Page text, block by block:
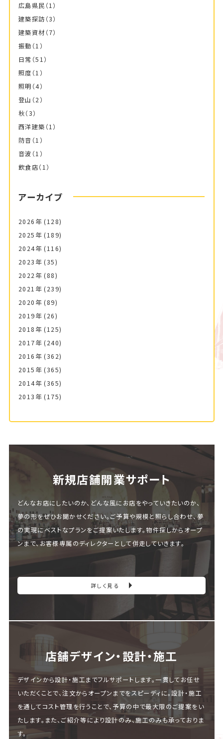
広島県民 （1）
建築探訪 （3）
建築資材（7）
振動 （1）
日常 （51）
照度 （1）
照明 （4）
登山 （2）
秋（3）
西洋建築 （1）
防音 （1）
音波 （1）
飲食店（1）
アーカイブ
2026年 (128)
2025年 (189)
2024年 (116)
2023年 (35)
2022年 (88)
2021年 (239)
2020年 (89)
2019年 (26)
2018年 (125)
2017年 (240)
2016年 (362)
2015年 (365)
2014年 (365)
2013年 (175)
新規店舗開業サポート
どんなお店にしたいのか、どんな風にお店をやっていきたいのか、
夢の形をぜひお聞かせください。ご予算や規模と照らし合わせ、夢
の実現にベストなプランをご提案いたします。物件探しからオープ
ンまで、お客様専属のディレクターとして併走していきます。
詳しく見る
店舗デザイン・設計・施⼯
デザインから設計・施工までフルサポートします。一貫してお任せ
いただくことで、注文からオープンまでをスピーディに。設計・施工
を通してコスト管理を行うことで、予算の中で最大限のご提案をい
たします。また、ご紹介等により設計のみ、施工のみも承っておりま
す。